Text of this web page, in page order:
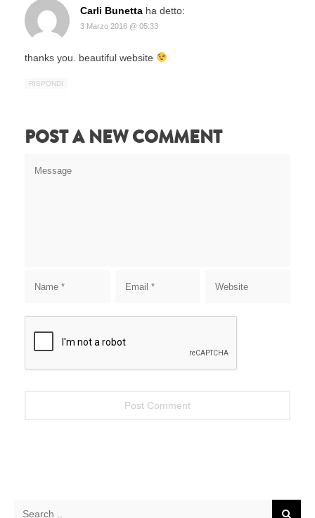
Carli Bunetta ha detto:
3 Marzo 2016 @ 05:33
thanks you. beautiful website
RISPONDI
POST A NEW COMMENT